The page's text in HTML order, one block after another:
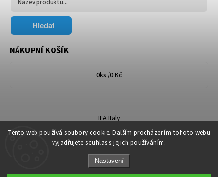
Tento web používá soubory cookie. Dalším procházením tohoto webu
vyjadřujete souhlas s jejich používáním.
Nastavení
Hledat
NÁKUPNÍ KOŠÍK
0ks /0 Kč
ILA Italy